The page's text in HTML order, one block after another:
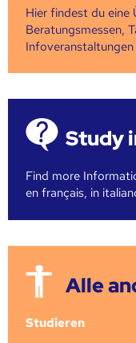
Hier findest du eine
Beratungsmessen,
Study
Find more
en français, in
Alle
Studieren